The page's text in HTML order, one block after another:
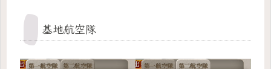
基地航空隊